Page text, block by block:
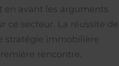
en avant les arguments
ce secteur. La réussite de
stratégie immobilière
rencontre.